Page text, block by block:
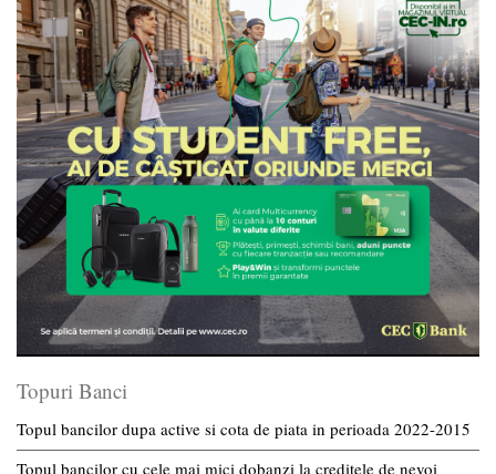
Topuri Banci
Topul bancilor dupa active si cota de piata in perioada 2022-2015
Topul bancilor cu cele mai mici dobanzi la creditele de nevoi